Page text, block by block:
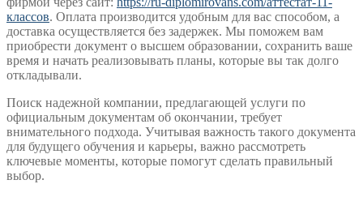
классов. Оплата производится удобным для вас способом, а
доставка осуществляется без задержек. Мы поможем вам
приобрести документ о высшем образовании, сохранить ваше
время и начать реализовывать планы, которые вы так долго
откладывали.
Поиск надежной компании, предлагающей услуги по
официальным документам об окончании, требует
внимательного подхода. Учитывая важность такого документа
для будущего обучения и карьеры, важно рассмотреть
ключевые моменты, которые помогут сделать правильный
выбор.